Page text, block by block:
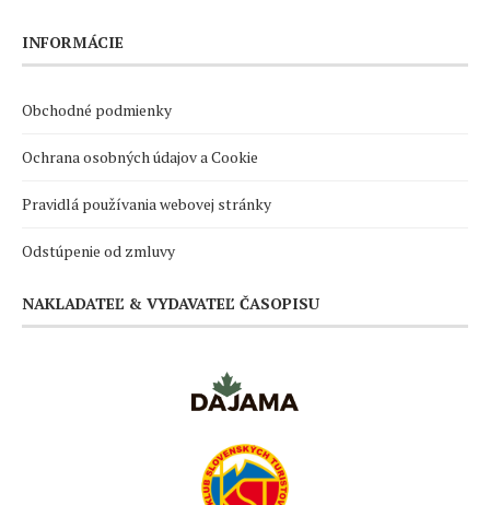
INFORMÁCIE
Obchodné podmienky
Ochrana osobných údajov a Cookie
Pravidlá používania webovej stránky
Odstúpenie od zmluvy
NAKLADATEĽ & VYDAVATEĽ ČASOPISU